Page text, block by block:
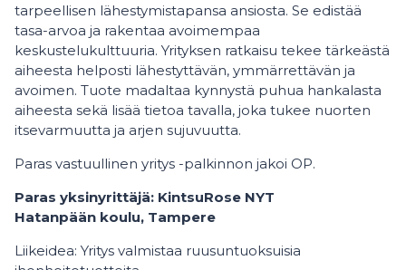
tarpeellisen lähestymistapansa ansiosta. Se edistää
tasa-arvoa ja rakentaa avoimempaa
keskustelukulttuuria. Yrityksen ratkaisu tekee tärkeästä
aiheesta helposti lähestyttävän, ymmärrettävän ja
avoimen. Tuote madaltaa kynnystä puhua hankalasta
aiheesta sekä lisää tietoa tavalla, joka tukee nuorten
itsevarmuutta ja arjen sujuvuutta.
Paras vastuullinen yritys -palkinnon jakoi OP.
Paras yksinyrittäjä: KintsuRose NYT
Hatanpään koulu, Tampere
Liikeidea: Yritys valmistaa ruusuntuoksuisia